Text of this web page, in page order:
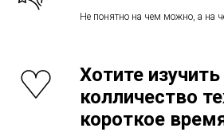
Не понятно на чем можно, а на
Хотите
колличество
короткое